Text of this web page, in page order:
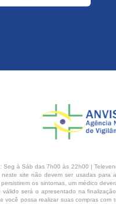
Seg à Sáb das 7h00 às 22h00 |
site não devem ser usadas
os sintomas, um médico
será o apresentado na
possa realizar suas compras com